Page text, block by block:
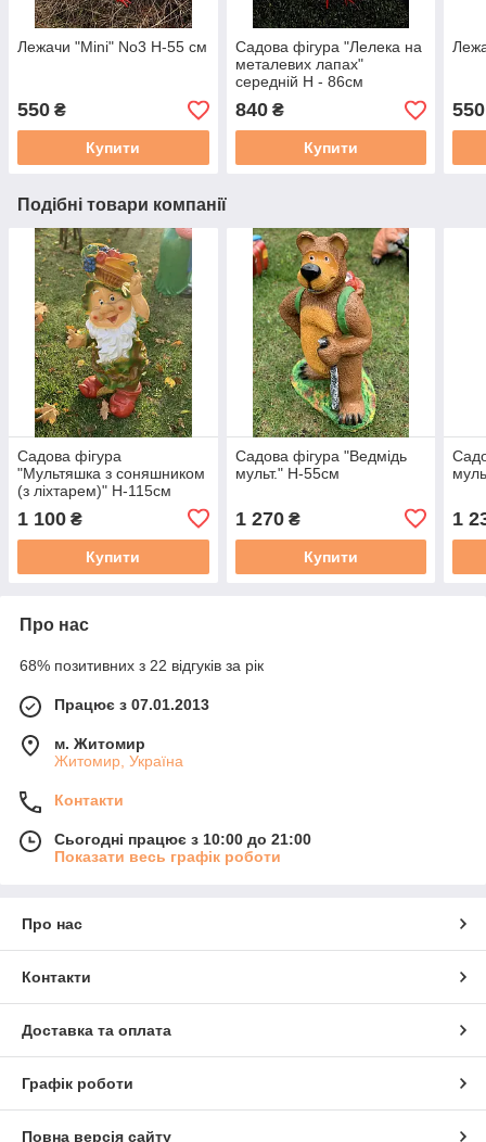
Лежачи "Mini" No3 Н-55 см
550 ₴
Купити
Садова фігура "Лелека на
металевих лапах"
середній H - 86см
840₴
Купити
550
Подібні товари компанії
Садова фігура
"Мультяшка з соняшником
(з ліхтарем)" Н-115см
1 100 ₴
Купити
Садова фігура "Ведмідь
мульт." Н-55см
1 270₴
Купити
1
Про нас
68% позитивних з 22 відгуків за рік
Працює з 07.01.2013
м. Житомир
Житомир, Україна
Контакти
Сьогодні працює з 10:00 до 21:00
Показати весь графік роботи
Про нас
Контакти
Доставка та оплата
Графік роботи
Повна версія сайту